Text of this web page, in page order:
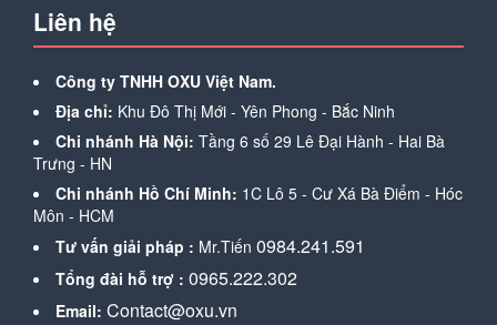
Liên hệ
Công ty TNHH OXU Việt Nam.
Địa chỉ: Khu Đô Thị Mới - Yên Phong - Bắc Ninh
Chi nhánh Hà Nội: Tầng 6 số 29 Lê Đại Hành - Hai Bà
Trưng - HN
Chi nhánh Hồ Chí Minh: 1C Lô 5 - Cư Xá Bà Điểm - Hóc
Môn - HCM
Tư vấn giải pháp : Mr.Tiến 0984.241.591
Tổng đài hỗ trợ : 0965.222.302
Email: Contact@oxu.vn